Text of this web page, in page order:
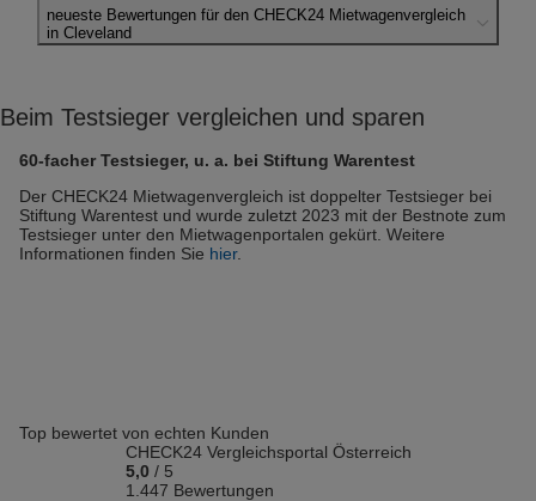
neueste Bewertungen für den CHECK24 Mietwagenvergleich
in Cleveland
Abholort: Cleveland Hopkins Flughafen
Beim Testsieger vergleichen und sparen
60-facher Testsieger, u. a. bei Stiftung Warentest
Der CHECK24 Mietwagenvergleich ist doppelter Testsieger bei
Stiftung Warentest und wurde zuletzt 2023 mit der Bestnote zum
Testsieger unter den Mietwagenportalen gekürt. Weitere
Informationen finden Sie hier.
Top bewertet von echten Kunden
CHECK24 Vergleichsportal Österreich
5,0 / 5
1.447 Bewertungen